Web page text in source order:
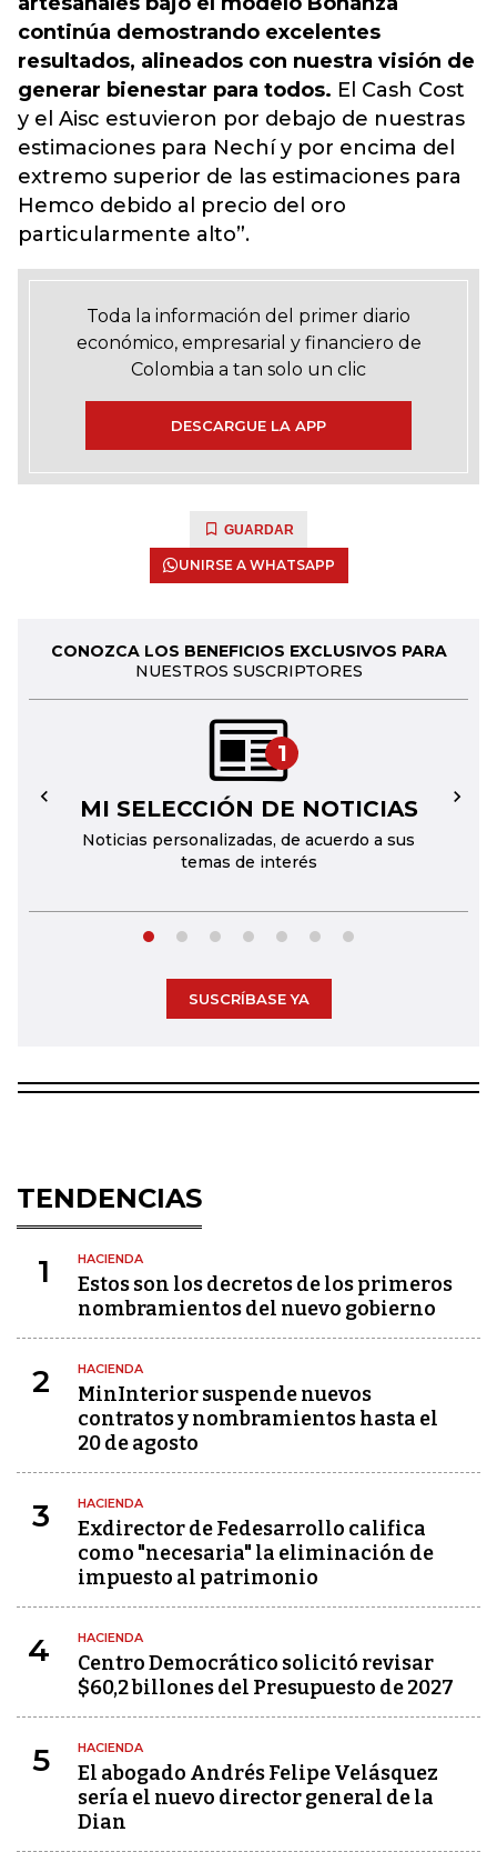
continúa demostrando excelentes
resultados, alineados con nuestra visión de
generar bienestar para todos. El Cash Cost
y el Aisc estuvieron por debajo de nuestras
estimaciones para Nechí y por encima del
extremo superior de las estimaciones para
Hemco debido al precio del oro
particularmente alto”.
Toda la información del primer diario
económico, empresarial y financiero de
Colombia a tan solo un clic
DESCARGUE LA APP
GUARDAR
UNIRSE A WHATSAPP
CONOZCA LOS BENEFICIOS EXCLUSIVOS PARA
NUESTROS SUSCRIPTORES
1
MI SELECCIÓN DE NOTICIAS
Noticias personalizadas, de acuerdo a sus
temas de interés
← →
SUSCRÍBASE YA
TENDENCIAS
1 HACIENDA
Estos son los decretos de los primeros
nombramientos del nuevo gobierno
2 HACIENDA
MinInterior suspende nuevos
contratos y nombramientos hasta el
20 de agosto
3 HACIENDA
Exdirector de Fedesarrollo califica
como "necesaria" la eliminación de
impuesto al patrimonio
4 HACIENDA
Centro Democrático solicitó revisar
$60,2 billones del Presupuesto de 2027
5 HACIENDA
El abogado Andrés Felipe Velásquez
sería el nuevo director general de la
Dian